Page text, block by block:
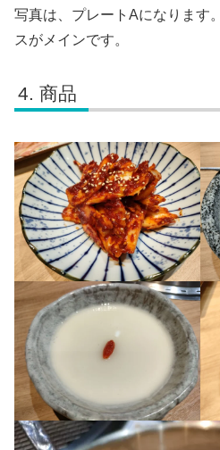
写真は、プレートAになります
スがメインです。
商品